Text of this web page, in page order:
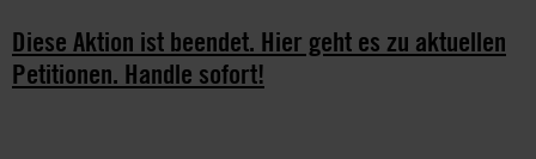
Diese Aktion ist beendet. Hier geht es zu aktuellen
Petitionen. Handle sofort!